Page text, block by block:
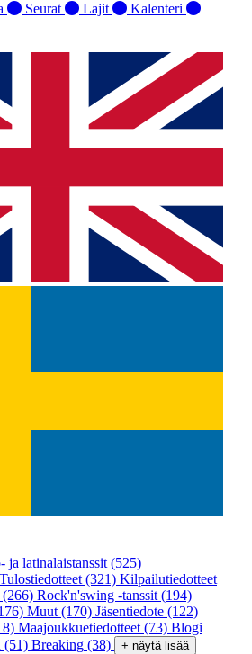
Seurat Lajit
Kalenteri
ja latinalaistanssit (525)
Tulostiedotteet (321) Kilpailutiedotteet
(266) Rock'n'swing -tanssit (194)
Muut (170) Jäsentiedote (122)
Maajoukkuetiedotteet (73) Blogi
(51) Breaking (38) + näytä lisää